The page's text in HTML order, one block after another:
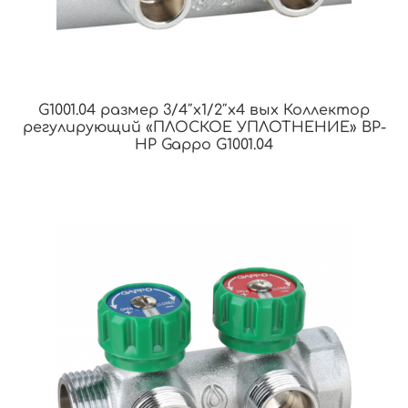
G1001.04 размер 3/4″x1/2″x4 вых Коллектор
регулирующий «ПЛОСКОЕ УПЛОТНЕНИЕ» ВР-
НР Gappo G1001.04